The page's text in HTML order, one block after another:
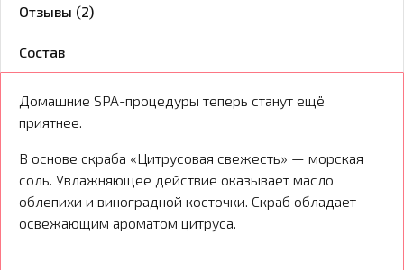
Отзывы (2)
Состав
Домашние SPA-процедуры теперь станут ещё
приятнее.
В основе скраба «Цитрусовая свежесть» — морская
соль. Увлажняющее действие оказывает масло
облепихи и виноградной косточки. Скраб обладает
освежающим ароматом цитруса.